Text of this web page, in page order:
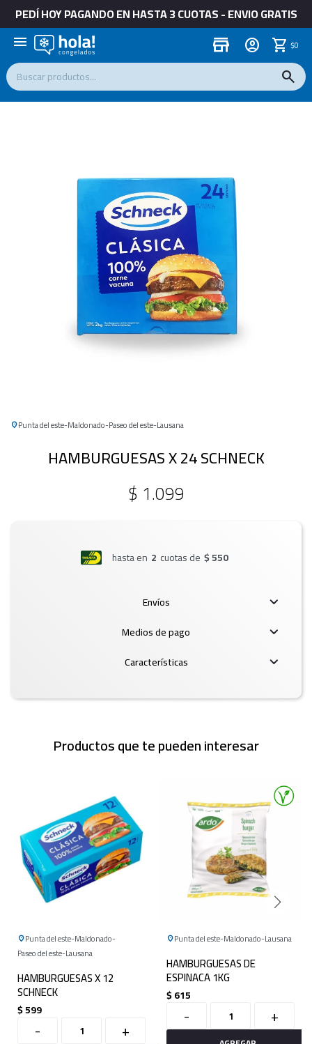
PEDÍ HOY PAGANDO EN HASTA 3 CUOTAS - ENVIO GRATIS
menu store $0
Punta del este Maldonado Paseo del este Lausana
HAMBURGUESAS X 24 SCHNECK
$ 1.099
hasta en 2 cuotas de $ 550
Envíos
Medios de pago
Características
Productos que te pueden interesar
Punta del este Maldonado
Paseo del este Lausana
HAMBURGUESAS X 12
SCHNECK
$599
- +
Punta del este Maldonado Lausana
HAMBURGUESAS DE
ESPINACA 1KG
$615
- +